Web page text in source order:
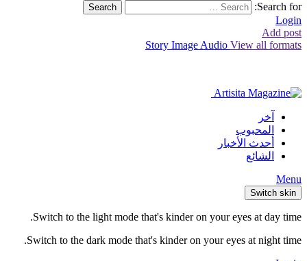
Search for:
Search
Login
Add post
Story Image Audio View all formats
آخر
المحبوب
أحدث الأخبار
الشائع
Menu
Switch skin
Switch to the light mode that's kinder on your eyes at day time.
Switch to the dark mode that's kinder on your eyes at night time.